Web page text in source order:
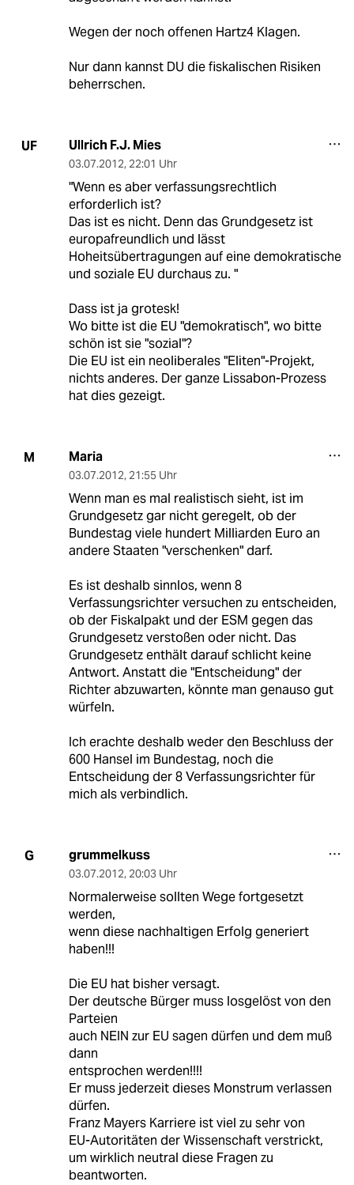
Wegen der noch offenen Hartz4 Klagen.
Nur dann kannst DU die fiskalischen Risiken
beherrschen.
UF Ullrich F.J. Mies
03.07.2012, 22:01 Uhr
"Wenn es aber verfassungsrechtlich
erforderlich ist?
Das ist es nicht. Denn das Grundgesetz ist
europafreundlich und lässt
Hoheitsübertragungen auf eine demokratische
und soziale EU durchaus zu. "
Dass ist ja grotesk!
Wo bitte ist die EU "demokratisch", wo bitte
schön ist sie "sozial"?
Die EU ist ein neoliberales "Eliten"-Projekt,
nichts anderes. Der ganze Lissabon-Prozess
hat dies gezeigt.
M Maria
03.07.2012, 21:55 Uhr
Wenn man es mal realistisch sieht, ist im
Grundgesetz gar nicht geregelt, ob der
Bundestag viele hundert Milliarden Euro an
andere Staaten "verschenken" darf.
Es ist deshalb sinnlos, wenn 8
Verfassungsrichter versuchen zu entscheiden,
ob der Fiskalpakt und der ESM gegen das
Grundgesetz verstoßen oder nicht. Das
Grundgesetz enthält darauf schlicht keine
Antwort. Anstatt die "Entscheidung" der
Richter abzuwarten, könnte man genauso gut
würfeln.
Ich erachte deshalb weder den Beschluss der
600 Hansel im Bundestag, noch die
Entscheidung der 8 Verfassungsrichter für
mich als verbindlich.
G grummelkuss
03.07.2012, 20:03 Uhr
Normalerweise sollten Wege fortgesetzt
werden,
wenn diese nachhaltigen Erfolg generiert
haben!!!
Die EU hat bisher versagt.
Der deutsche Bürger muss losgelöst von den
Parteien
auch NEIN zur EU sagen dürfen und dem muß
dann
entsprochen werden!!!!
Er muss jederzeit dieses Monstrum verlassen
dürfen.
Franz Mayers Karriere ist viel zu sehr von
EU-Autoritäten der Wissenschaft verstrickt,
um wirklich neutral diese Fragen zu
beantworten.